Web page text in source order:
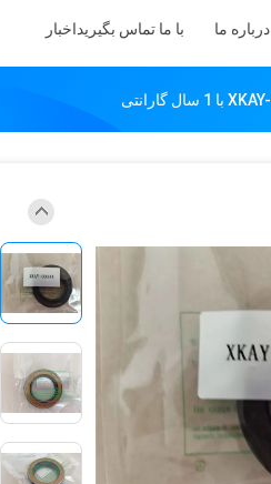
درباره ما با ما تماس بگیریداخبار